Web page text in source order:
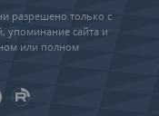
разрешено только с
упоминание сайта и
или полном